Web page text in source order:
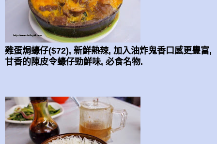
雞蛋焗蠔仔($72), 新鮮熱辣, 加入油炸鬼香口感更豐富,
甘香的陳皮令蠔仔勁鮮味, 必食名物.